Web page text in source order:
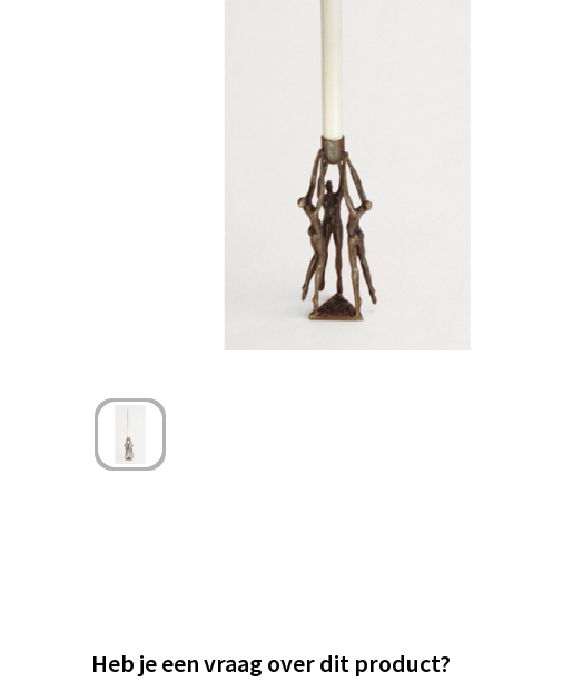
Heb je een vraag over dit product?